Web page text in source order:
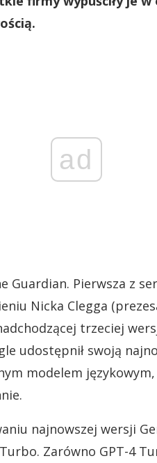
ad
Guardian. Pierwsza z
Nicka Clegga
trzeciej
udostępnił swoją
modelem
najnowszej wersji
Zarówno GPT-4